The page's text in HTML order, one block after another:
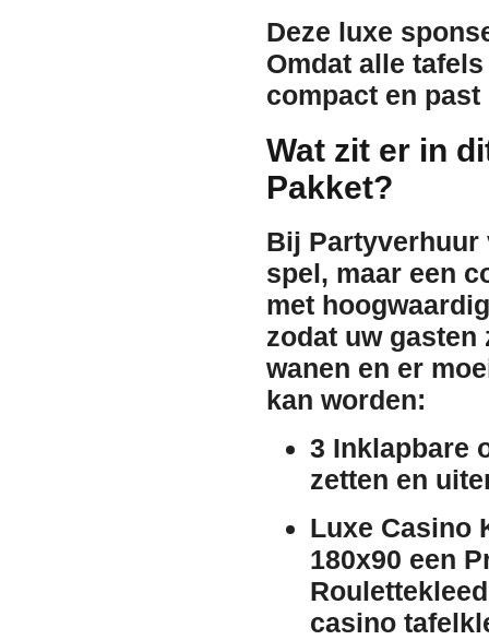
Deze luxe
Omdat alle
compact en past
Wat zit er in
Pakket?
Bij Partyverhuur
spel, maar een
met
zodat uw
wanen en er
kan worden:
3 Inklapbare
zetten en
Luxe Casino
180x90 een
casino